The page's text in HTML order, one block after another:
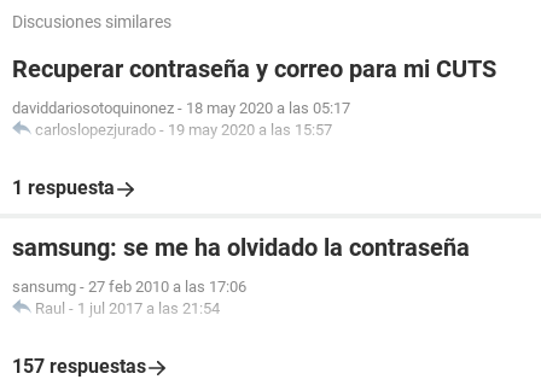
Discusiones similares
Recuperar contraseña y correo para mi CUTS
daviddariosotoquinonez - 18 may 2020 a las 05:17
carloslopezjurado - 19 may 2020 a las 15:57
1 respuesta
samsung: se me ha olvidado la contraseña
sansumg - 27 feb 2010 a las 17:06
Raul - 1 jul 2017 a las 21:54
157 respuestas